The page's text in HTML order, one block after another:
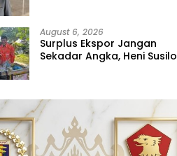
August 6, 2026
Surplus Ekspor Jangan
Sekadar Angka, Heni Susilo